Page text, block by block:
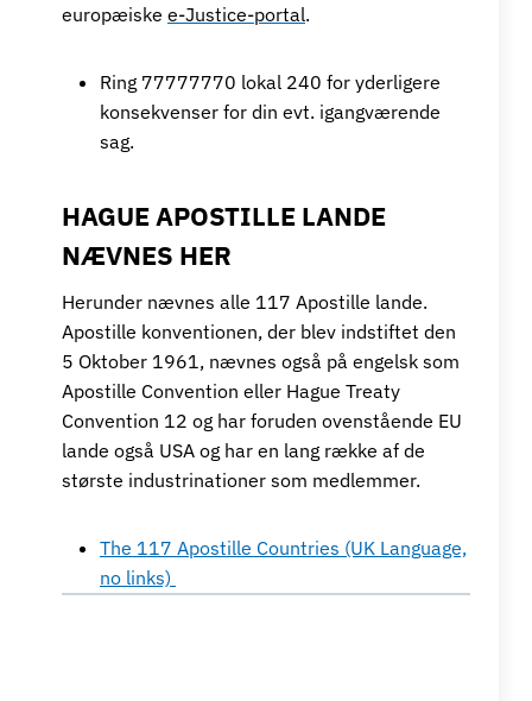
europæiske e-Justice-portal.
Ring 77777770 lokal 240 for yderligere
konsekvenser for din evt. igangværende
sag.
HAGUE APOSTILLE LANDE
NÆVNES HER
Herunder nævnes alle 117 Apostille lande.
Apostille konventionen, der blev indstiftet den
5 Oktober 1961, nævnes også på engelsk som
Apostille Convention eller Hague Treaty
Convention 12 og har foruden ovenstående EU
lande også USA og har en lang række af de
største industrinationer som medlemmer.
The 117 Apostille Countries (UK Language,
no links)